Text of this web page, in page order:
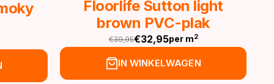
Floorlife Sutton light
brown PVC-plak
€39,95
Oorspronkelijke
prijs
€32,95
Huidige
prijs
per m2
IN WINKELWAGEN